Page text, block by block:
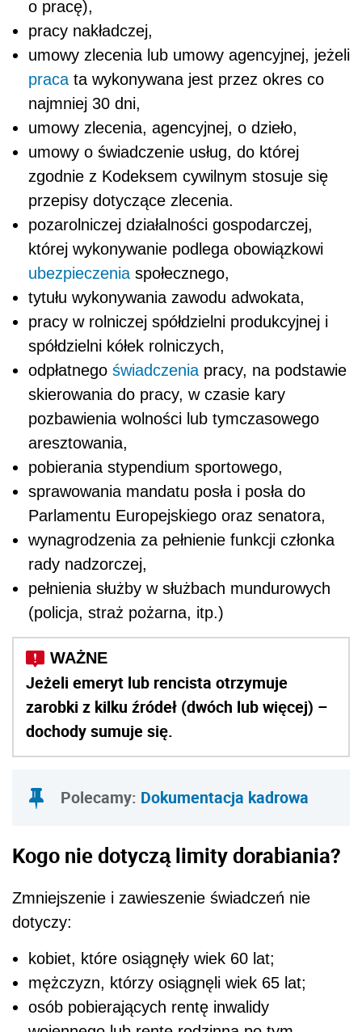
o pracę),
pracy nakładczej,
umowy zlecenia lub umowy agencyjnej, jeżeli
praca ta wykonywana jest przez okres co
najmniej 30 dni,
umowy zlecenia, agencyjnej, o dzieło,
umowy o świadczenie usług, do której
zgodnie z Kodeksem cywilnym stosuje się
przepisy dotyczące zlecenia.
pozarolniczej działalności gospodarczej,
której wykonywanie podlega obowiązkowi
ubezpieczenia społecznego,
tytułu wykonywania zawodu adwokata,
pracy w rolniczej spółdzielni produkcyjnej i
spółdzielni kółek rolniczych,
odpłatnego świadczenia pracy, na podstawie
skierowania do pracy, w czasie kary
pozbawienia wolności lub tymczasowego
aresztowania,
pobierania stypendium sportowego,
sprawowania mandatu posła i posła do
Parlamentu Europejskiego oraz senatora,
wynagrodzenia za pełnienie funkcji członka
rady nadzorczej,
pełnienia służby w służbach mundurowych
(policja, straż pożarna, itp.)
Jeżeli emeryt lub rencista otrzymuje
zarobki z kilku źródeł (dwóch lub więcej) –
dochody sumuje się.
Polecamy: Dokumentacja kadrowa
Kogo nie dotyczą limity dorabiania?
Zmniejszenie i zawieszenie świadczeń nie
dotyczy:
kobiet, które osiągnęły wiek 60 lat;
mężczyzn, którzy osiągnęli wiek 65 lat;
osób pobierających rentę inwalidy